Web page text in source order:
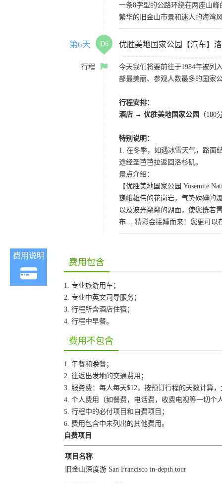
一条8字型的公路环绕在两座山
繁华的旧金山市景和迷人的海湾
第6天 D6 优胜美地国家公园【汽车】
行程
今天我们将要前往于1984年被列
部最美丽、参观人数最多的国家
行程安排：
酒店 → 优胜美地国家公园 （
特别说明：
1. 在冬季，如遇冰雪天气，路面
途经圣芭芭拉返回洛杉矶。
景点介绍：
【优胜美地国家公园 Yosemite
巍峨雄伟的花岗岩，气势磅礴的
以及波光粼粼的湖面，使您恍若
布… 精彩会接踵而来！您更可以
费用说明
费用包含
1. 专业旅游用车；
2. 专业中英文司导服务；
3. 行程所含酒店住宿；
4. 行程中早餐。
费用不包含
1. 午餐和晚餐；
2. 往返出发地的交通费用；
3. 服务费：每人每天$12，按预订行程的天数计算
4. 个人费用（如餐费，电话费，收费电视等一切个
5. 行程中的必付项目和自费项目；
6. 费用包含中未列出的其他费用。
自费项目
项目名称
旧金山深度游 San Francisco in-depth tour